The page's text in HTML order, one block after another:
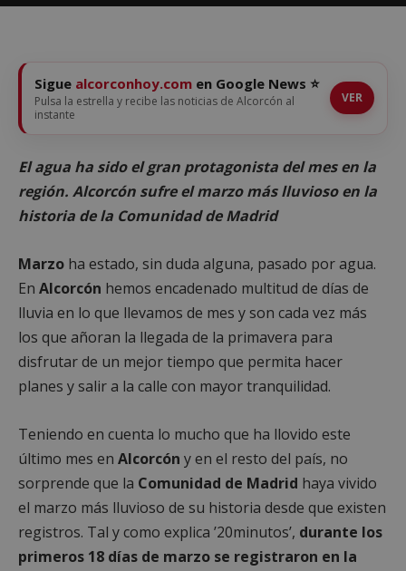
Sigue alcorconhoy.com en Google News ⭐
Pulsa la estrella y recibe las noticias de Alcorcón al
instante
VER
El agua ha sido el gran protagonista del mes en la
región. Alcorcón sufre el marzo más lluvioso en la
historia de la Comunidad de Madrid
Marzo ha estado, sin duda alguna, pasado por agua.
En Alcorcón hemos encadenado multitud de días de
lluvia en lo que llevamos de mes y son cada vez más
los que añoran la llegada de la primavera para
disfrutar de un mejor tiempo que permita hacer
planes y salir a la calle con mayor tranquilidad.
Teniendo en cuenta lo mucho que ha llovido este
último mes en Alcorcón y en el resto del país, no
sorprende que la Comunidad de Madrid haya vivido
el marzo más lluvioso de su historia desde que existen
registros. Tal y como explica ’20minutos’, durante los
primeros 18 días de marzo se registraron en la